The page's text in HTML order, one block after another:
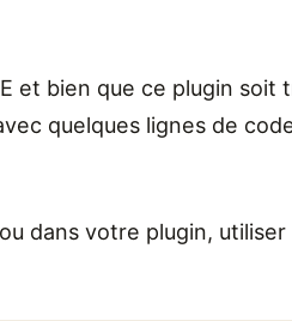
et bien que ce plugin soit
quelques lignes de
dans votre plugin, utiliser